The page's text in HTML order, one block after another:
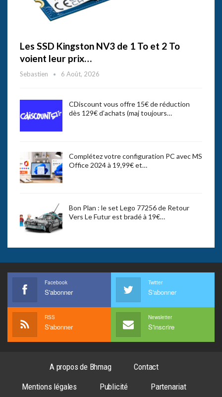
Les SSD Kingston NV3 de 1 To et 2 To
voient leur prix…
Sebastien 6 Août, 2026
CDiscount vous offre 15€ de réduction
dès 129€ d’achats (maj toujours…
Complétez votre configuration PC avec MS
Office 2024 à 19,99€ et…
Bon Plan : le set Lego 77256 de Retour
Vers Le Futur est bradé à 19€…
Facebook
S'abonner
Twitter
S'abonner
RSS
S'abonner
Newsletter
S'inscrire
A propos de Bhmag
Contact
Mentions légales
Publicité Partenariat